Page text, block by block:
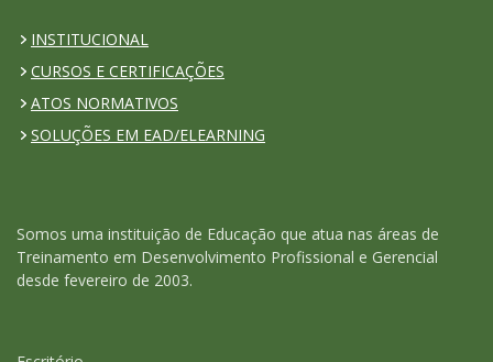
INSTITUCIONAL
CURSOS E CERTIFICAÇÕES
ATOS NORMATIVOS
SOLUÇÕES EM EAD/ELEARNING
Somos uma instituição de Educação que atua nas áreas de
Treinamento em Desenvolvimento Profissional e Gerencial
desde fevereiro de 2003.